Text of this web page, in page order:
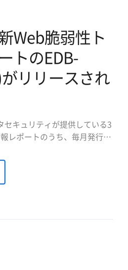
Web脆弱性ト
トのEDB-
リリースされ
セキュリティが提供している3
レポートのうち、毎月発行さ
性関連のオプーン情報である
ているWeb脆弱性の項目をも
ペンタセキュリティのR&Dセ